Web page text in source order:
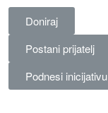
Doniraj
Postani prijatelj
Podnesi inicijativu